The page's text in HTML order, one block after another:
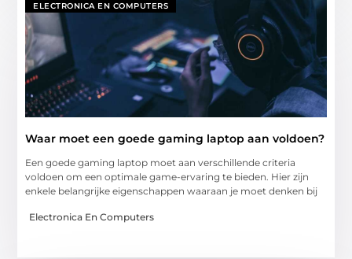
ELECTRONICA EN COMPUTERS
Waar moet een goede gaming laptop aan voldoen?
Een goede gaming laptop moet aan verschillende criteria
voldoen om een optimale game-ervaring te bieden. Hier zijn
enkele belangrijke eigenschappen waaraan je moet denken bij
Electronica En Computers